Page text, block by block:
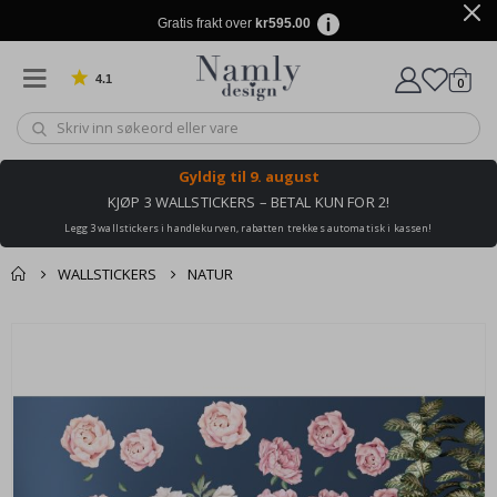
Gratis frakt over kr595.00
4.1 Basert på 1019 stemmer 0varer
Gyldig til 9. august
KJØP 3 WALLSTICKERS – BETAL KUN FOR 2!
Legg 3 wallstickers i handlekurven, rabatten trekkes automatisk i kassen!
WALLSTICKERS NATUR
av
bildegalleri